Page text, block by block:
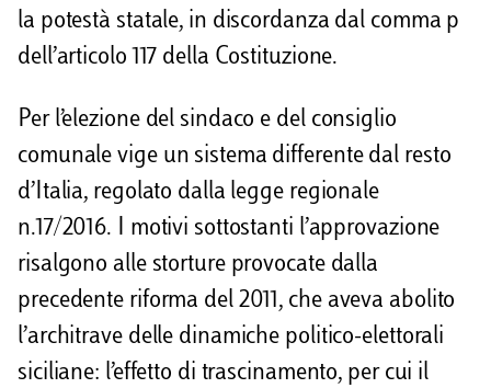
la potestà statale, in discordanza dal comma p
dell’articolo 117 della Costituzione.
Per l’elezione del sindaco e del consiglio
comunale vige un sistema differente dal resto
d’Italia, regolato dalla legge regionale
n.17/2016. I motivi sottostanti l’approvazione
risalgono alle storture provocate dalla
precedente riforma del 2011, che aveva abolito
l’architrave delle dinamiche politico-elettorali
siciliane: l’effetto di trascinamento, per cui il